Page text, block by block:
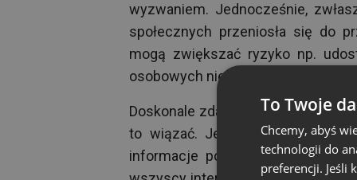
wyzwaniem. Jednocześnie,
społecznych przeniosła się do
mogą zwiększać ryzyko np.
osobowych niepowołanym osobom.
Doskonale zdajemy sobie przy
to wiązać. Jednocześnie
informacje pokazują, że nadal
To Twoje
Chcemy, abyś
technologii do
preferencji. Jeśli